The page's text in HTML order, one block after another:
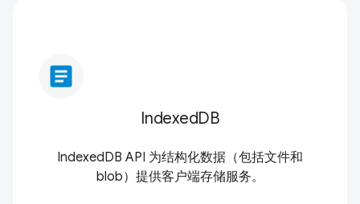
article
IndexedDB
IndexedDB API 为结构化数据（包括文件和
blob）提供客户端存储服务。